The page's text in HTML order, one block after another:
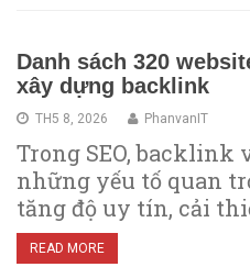
Danh sách 320
xây dựng backlink
TH5 8, 2026 PhanvanIT
Trong SEO,
những yếu tố quan
tăng độ uy tín, cải
READ MORE